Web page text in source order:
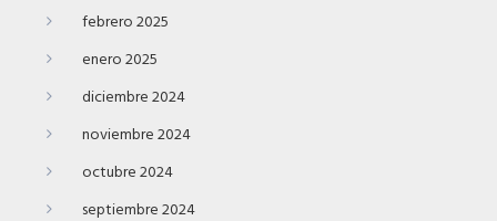
febrero 2025
enero 2025
diciembre 2024
noviembre 2024
octubre 2024
septiembre 2024